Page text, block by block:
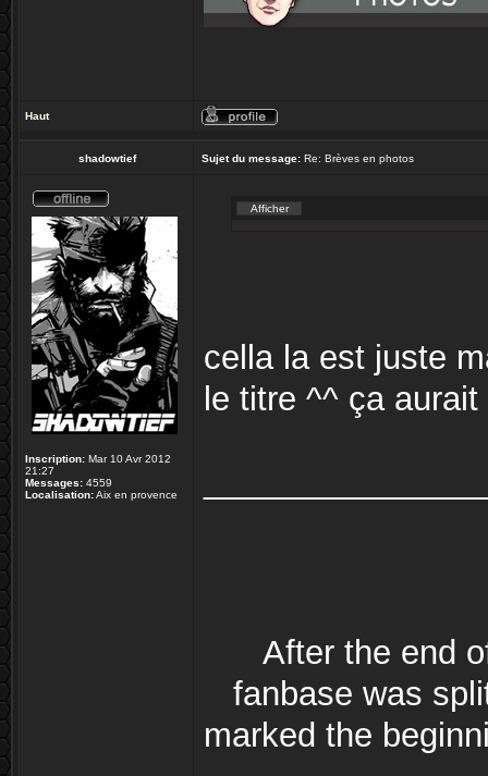
Haut
shadowtief Sujet du message: Re: Brèves en photos
Inscription: Mar 10 Avr 2012
21:27
Messages: 4559
Localisation:Aix en provence
cella la est juste
le titre ^^ ça
After the end
fanbase was
marked the